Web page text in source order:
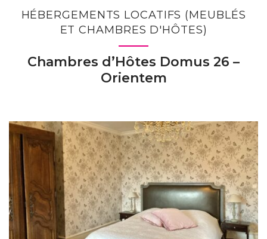
HÉBERGEMENTS LOCATIFS (MEUBLÉS
ET CHAMBRES D'HÔTES)
Chambres d’Hôtes Domus 26 –
Orientem